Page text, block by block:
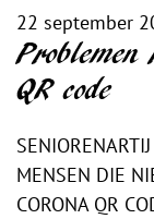
22 september
QR code
MENSEN DIE
CORONA QR